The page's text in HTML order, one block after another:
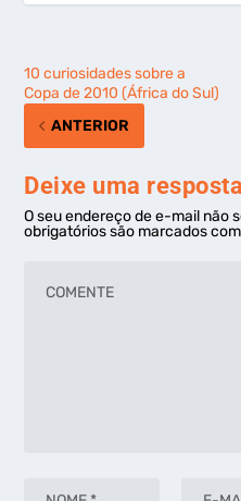
10 curiosidades sobre a
Copa de 2010 (África do Sul)
ANTERIOR
Deixe uma resposta
O seu endereço de e-mail não
obrigatórios são marcados